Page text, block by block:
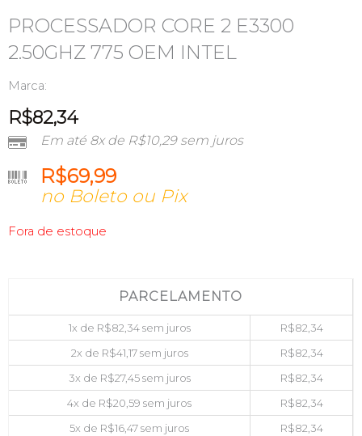
PROCESSADOR CORE 2 E3300
2.50GHZ 775 OEM INTEL
Marca:
R$82,34
Em até 8x de R$10,29sem juros
R$69,99
no Boleto ou Pix
Fora de estoque
PARCELAMENTO
1x de R$82,34sem juros R$82,34
2x de R$41,17sem juros R$82,34
3x de R$27,45sem juros R$82,34
4x de R$20,59 sem juros R$82,34
5x de R$16,47sem juros R$82,34